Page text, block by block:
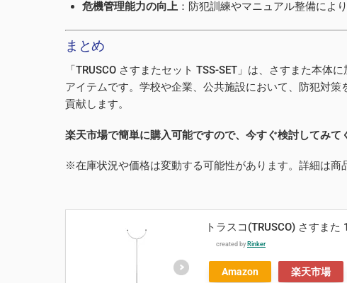
危機管理能力の向上 ：防犯訓練やマニュアル整備によ
まとめ
「TRUSCO さすまたセット TSS-SET」は、さすまた本
アイテムです。学校や企業、公共施設において、防犯対
貢献します。
楽天市場で簡単に購入可能ですので、今すぐ検討してみて
※在庫状況や価格は変動する可能性があります。詳細は商
トラスコ(TRUSCO) さすま
created by Rinker
Amazon 楽天市場